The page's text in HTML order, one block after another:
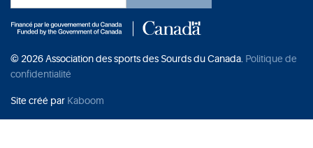
© 2026 Association des sports des Sourds du Canada. Politique de
confidentialité
Site créé par Kaboom